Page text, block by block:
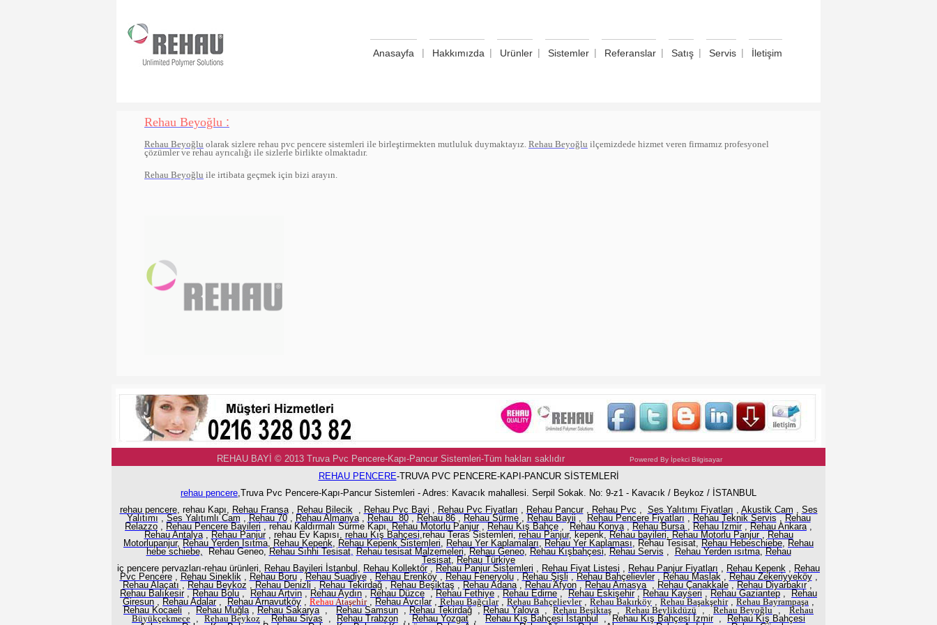
Anasayfa | Hakkımızda | Urünler | Sistemler | Referanslar | Satış | Servis | İletişim
Rehau Beyoğlu :
Rehau Beyoğlu olarak sizlere rehau pvc pencere sistemleri ile birleştirmekten mutluluk duymaktayız. Rehau Beyoğlu ilçemizdede hizmet veren firmamız profesyonel
çözümler ve rehau ayrıcalığı ile sizlerle birlikte olmaktadır.
Rehau Beyoğlu ile irtibata geçmek için bizi arayın.
REHAU BAYİ © 2013 Truva Pvc Pencere-Kapı-Pancur Sistemleri-Tüm hakları saklıdır Powered By İpekci Bilgisayar
REHAU PENCERE-TRUVA PVC PENCERE-KAPI-PANCUR SİSTEMLERİ
rehau pencere,Truva Pvc Pencere-Kapı-Pancur Sistemleri - Adres: Kavacık mahallesi. Serpil Sokak. No: 9-z1 - Kavacık / Beykoz / İSTANBUL
rehau pencere, rehau Kapı, Rehau Fransa, Rehau Bilecik, Rehau Pvc Bayi , Rehau Pvc Fiyatları , Rehau Pancur, Rehau Pvc , Ses Yalıtımı Fiyatları , Akustik Cam , Ses
Yalıtımı , Ses Yalıtımlı Cam , Rehau 70, Rehau Almanya, Rehau 80, Rehau 86, Rehau Sürme, Rehau Bayii , Rehau Pencere Fiyatları , Rehau Teknik Servis , Rehau
Relazzo , Rehau Pencere Bayileri , rehau Kaldırmalı Sürme Kapı, Rehau Motorlu Panjur, Rehau Kış Bahçe , Rehau Konya, Rehau Bursa , Rehau İzmir, Rehau Ankara,
Rehau Antalya, Rehau Panjur, rehau Ev Kapısı, rehau Kış Bahçesi,rehau Teras Sistemleri, rehau Panjur, kepenk, Rehau bayileri, Rehau Motorlu Panjur , Rehau
Motorlupanjur, Rehau Yerden Isıtma, Rehau Kepenk, Rehau Kepenk Sistemleri, Rehau Yer Kaplamaları, Rehau Yer Kaplaması, Rehau Tesisat, Rehau Hebeschiebe, Rehau
hebe schiebe,
Rehau Geneo, Rehau Sıhhi Tesisat, Rehau tesisat Malzemeleri, Rehau Geneo, Rehau Kışbahçesi, Rehau Servis , Rehau Yerden ısıtma, Rehau
Tesisat, Rehau Türkiye
iç pencere pervazları-rehau ürünleri, Rehau Bayileri İstanbul , Rehau Kollektör, Rehau Panjur Sistemleri , Rehau Fiyat Listesi , Rehau Panjur Fiyatları , Rehau Kepenk , Rehau
Pvc Pencere, Rehau Sineklik, Rehau Boru,Rehau Suadiye, Rehau Erenköy, Rehau Feneryolu, Rehau Şişli , Rehau Bahçelievler, Rehau Maslak, Rehau Zekeriyyeköy,
Rehau Alaçatı , Rehau Beykoz , Rehau Denizli , Rehau Tekirdağ, Rehau Beşiktaş , Rehau Adana, Rehau Afyon, Rehau Amasya, Rehau Çanakkale, Rehau Diyarbakır,
Rehau Balıkesir, Rehau Bolu , Rehau Artvin , Rehau Aydın , Rehau Düzce , Rehau Fethiye , Rehau Edirne , Rehau Eskişehir, Rehau Kayseri , Rehau Gaziantep ,
Rehau
Giresun , Rehau Adalar, Rehau Arnavutköy , Rehau Ataşehir, Rehau Avcılar, Rehau Bağcılar, Rehau Bahçelievler, Rehau Bakırköy , Rehau Başakşehir, Rehau Bayrampaşa ,
Rehau Kocaeli , Rehau Muğla, Rehau Sakarya , Rehau Samsun , Rehau Tekirdağ , Rehau Yalova,Rehau Beşiktaş , Rehau Beylikdüzü ,Rehau Beyoğlu, Rehau
Büyükçekmece , Rehau Beykoz , Rehau Sivas , Rehau Trabzon , Rehau Yozgat, Rehau Kış Bahçesi İstanbul , Rehau Kış Bahçesi İzmir,
Rehau Kış Bahçesi